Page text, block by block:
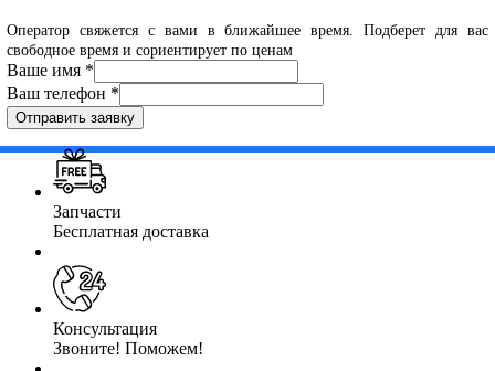
Оператор свяжется с вами в ближайшее время. Подберет для вас
свободное время и сориентирует по ценам
Ваше имя *
Ваш телефон *
Отправить заявку
Запчасти
Бесплатная доставка
Консультация
Звоните! Поможем!